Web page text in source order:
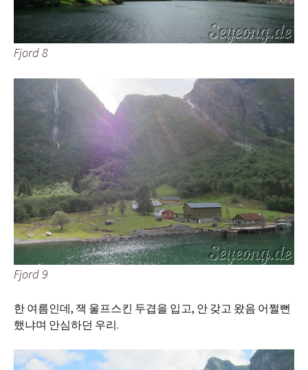
Fjord 8
Fjord 9
한 여름인데, 잭 울프스킨 두겹을 입고, 안 갖고 왔음 어쩔뻔
했냐며 안심하던 우리.